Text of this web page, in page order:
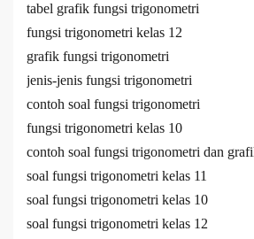
tabel grafik fungsi trigonometri
fungsi trigonometri kelas 12
grafik fungsi trigonometri
jenis-jenis fungsi trigonometri
contoh soal fungsi trigonometri
fungsi trigonometri kelas 10
contoh soal fungsi trigonometri dan
soal fungsi trigonometri kelas 11
soal fungsi trigonometri kelas 10
soal fungsi trigonometri kelas 12